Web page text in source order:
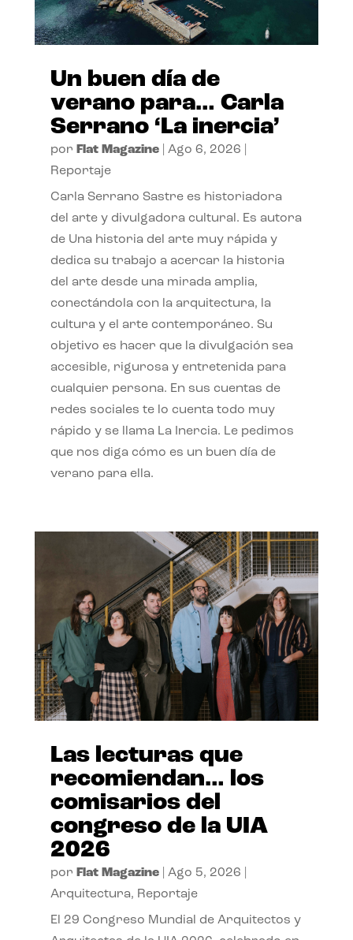
Un buen día de
verano para… Carla
Serrano ‘La inercia’
por Flat Magazine| Ago 6, 2026
Reportaje
Carla Serrano Sastre es historiadora
del arte y divulgadora cultural. Es autora
de Una historia del arte muy rápida y
dedica su trabajo a acercar la historia
del arte desde una mirada amplia,
conectándola con la arquitectura, la
cultura y el arte contemporáneo. Su
objetivo es hacer que la divulgación sea
accesible, rigurosa y entretenida para
cualquier persona. En sus cuentas de
redes sociales te lo cuenta todo muy
rápido y se llama La Inercia. Le pedimos
que nos diga cómo es un buen día de
verano para ella.
Las lecturas que
recomiendan… los
comisarios del
congreso de la UIA
2026
por Flat Magazine| Ago 5, 2026
Arquitectura, Reportaje
El 29 Congreso Mundial de Arquitectos y